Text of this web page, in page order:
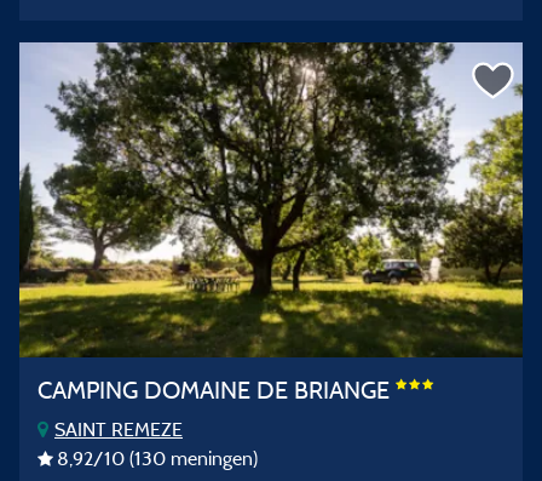
CAMPING DOMAINE DE BRIANGE
SAINT REMEZE
8,92/10 (130 meningen)